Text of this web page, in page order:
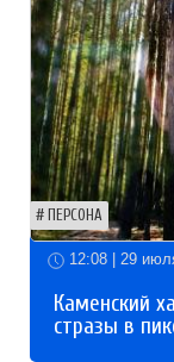
ПЕРСОНА
12:08 | 29
Каменский
стразы в